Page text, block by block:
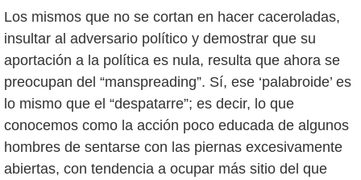
Los mismos que no se cortan en hacer caceroladas,
insultar al adversario político y demostrar que su
aportación a la política es nula, resulta que ahora se
preocupan del “manspreading”. Sí, ese ‘palabroide’ es
lo mismo que el “despatarre”; es decir, lo que
conocemos como la acción poco educada de algunos
hombres de sentarse con las piernas excesivamente
abiertas, con tendencia a ocupar más sitio del que